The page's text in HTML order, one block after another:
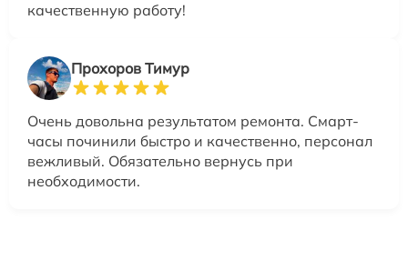
качественную работу!
Прохоров Тимур
Очень довольна результатом ремонта. Смарт-
часы починили быстро и качественно, персонал
вежливый. Обязательно вернусь при
необходимости.